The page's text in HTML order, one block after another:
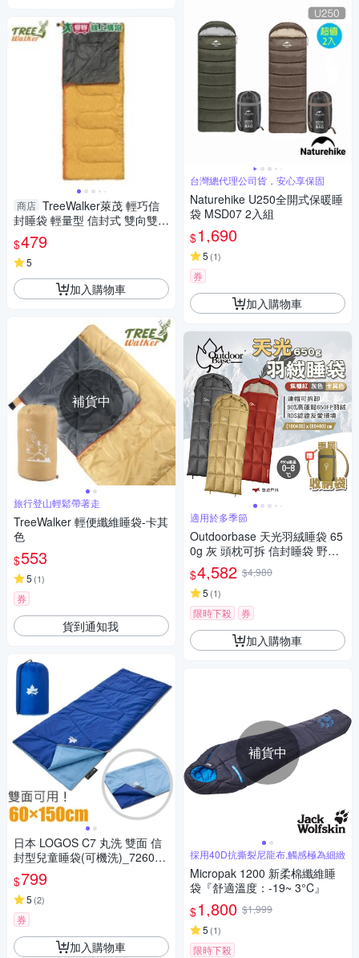
商店 TreeWalker萊茂 輕巧信
封睡袋 輕量型 信封式 雙向雙面
拉鍊 睡袋 輕巧 露營 出遊【愛
買】
$479
5
加入購物車
補貨中
旅行登山輕鬆帶著走
TreeWalker 輕便纖維睡袋-卡其
色
$553
5 (1)
券
貨到通知我
日本 LOGOS C7 丸洗 雙面 信
封型兒童睡袋(可機洗)_726008
10
$799
5 (2)
券
加入購物車
台灣總代理公司貨，安心享保固
Naturehike U250全開式保暖睡
袋 MSD07 2入組
$1,690
5 (1)
券
加入購物車
適用於多季節
Outdoorbase 天光羽絨睡袋 65
0g 灰 頭枕可拆 信封睡袋 野營
睡袋 露營 悠遊戶外
$4,582 $4,980
5 (1)
限時下殺 券
加入購物車
補貨中
採用40D抗撕裂尼龍布,觸感極為細緻
Micropak 1200 新柔棉纖維睡
袋『舒適溫度：-19~ 3°C』
$1,800 $1,999
5 (1)
限時下殺